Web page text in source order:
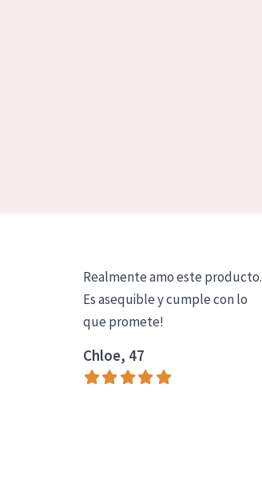
Realmente amo este producto.
Es asequible y cumple con lo
que promete!
Chloe, 47